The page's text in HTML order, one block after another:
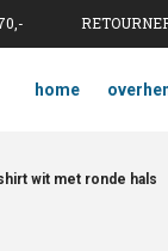
home
wit met ronde hals